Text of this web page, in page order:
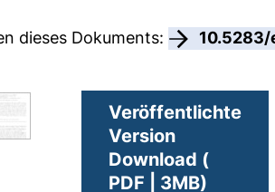
dieses Dokuments:
Veröffentlichte
Version
Download (
PDF | 3MB)